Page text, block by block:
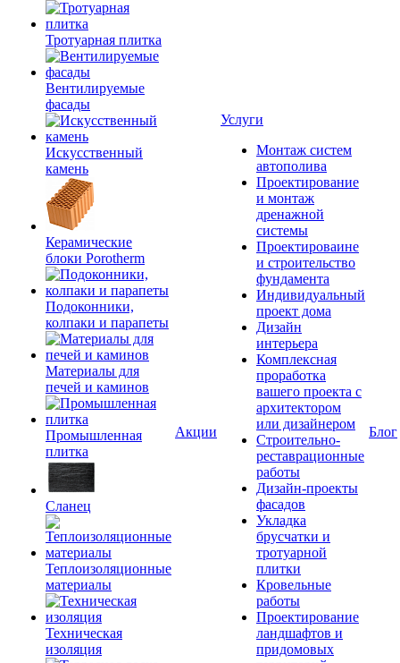
Тротуарная плитка
Вентилируемые
фасады
Искусственный
камень
Керамические
блоки Porotherm
Подоконники,
колпаки и парапеты
Материалы для
печей и каминов
Промышленная
плитка
Сланец
Теплоизоляционные
материалы
Техническая
изоляция
Акции
Услуги
Монтаж систем
автополива
Проектирование
и монтаж
дренажной
системы
Проектироваине
и строительство
фундамента
Индивидуальный
проект дома
Дизайн
интерьера
Комплексная
проработка
вашего проекта с
архитектором
или дизайнером
Строительно-
реставрационные
работы
Дизайн-проекты
фасадов
Укладка
брусчатки и
тротуарной
плитки
Кровельные
работы
Проектирование
ландшафтов и
придомовых
Блог